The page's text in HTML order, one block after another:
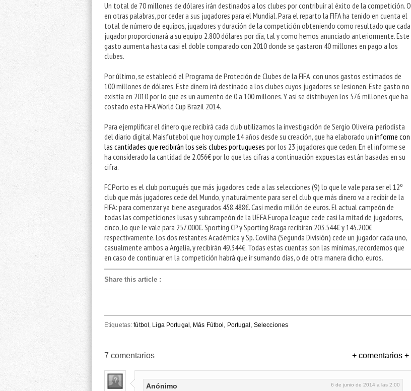
Un total de 70 millones de dólares irán destinados a los clubes por contribuir al éxito de la competición. O
en otras palabras, por ceder a sus jugadores para el Mundial. Para el reparto la FIFA ha tenido en cuenta el
total de número de equipos, jugadores y duración de la competición obteniendo como resultado que cada
jugador proporcionará a su equipo 2.800 dólares por día, tal y como hemos anunciado anteriormente. Este
gasto aumenta hasta casi el doble comparado con 2010 donde se gastaron 40 millones en pago a los
clubes.
Por último, se estableció el Programa de Proteción de Clubes de la FIFA con unos gastos estimados de
100 millones de dólares. Este dinero irá destinado a los clubes cuyos jugadores se lesionen. Este gasto no
existía en 2010 por lo que es un aumento de 0 a 100 millones. Y así se distribuyen los 576 millones que ha
costado esta FIFA World Cup Brazil 2014.
Para ejemplificar el dinero que recibirá cada club utilizamos la investigación de Sergio Oliveira, periodista
del diario digital Maisfutebol que hoy cumple 14 años desde su creación, que ha elaborado un informe con
las cantidades que recibirán los seis clubes portugueses por los 23 jugadores que ceden. En el informe se
ha considerado la cantidad de 2.056€ por lo que las cifras a continuación expuestas están basadas en su
cifra.
FC Porto es el club portugués que más jugadores cede a las selecciones (9) lo que le vale para ser el 12º
club que más jugadores cede del Mundo, y naturalmente para ser el club que más dinero va a recibir de la
FIFA: para comenzar ya tiene asegurados 458.488€. Casi medio millón de euros. El actual campeón de
todas las competiciones lusas y subcampeón de la UEFA Europa League cede casi la mitad de jugadores,
cinco, lo que le vale para 257.000€. Sporting CP y Sporting Braga recibirán 203.544€ y 145.200€
respectivamente. Los dos restantes Académica y Sp. Covilhã (Segunda División) cede un jugador cada uno,
casualmente ambos a Argelia, y recibirán 49.344€. Todas estas cuentas son las mínimas, recordemos que
en caso de continuar en la competición habrá que ir sumando días, o de otra manera dicho, euros.
Share this article :
Etiquetas:fútbol , Liga Portugal , Más Fútbol , Portugal , Selecciones
+ comentarios +
7 comentarios
Anónimo 6 de junio de 2014 a las 2:00